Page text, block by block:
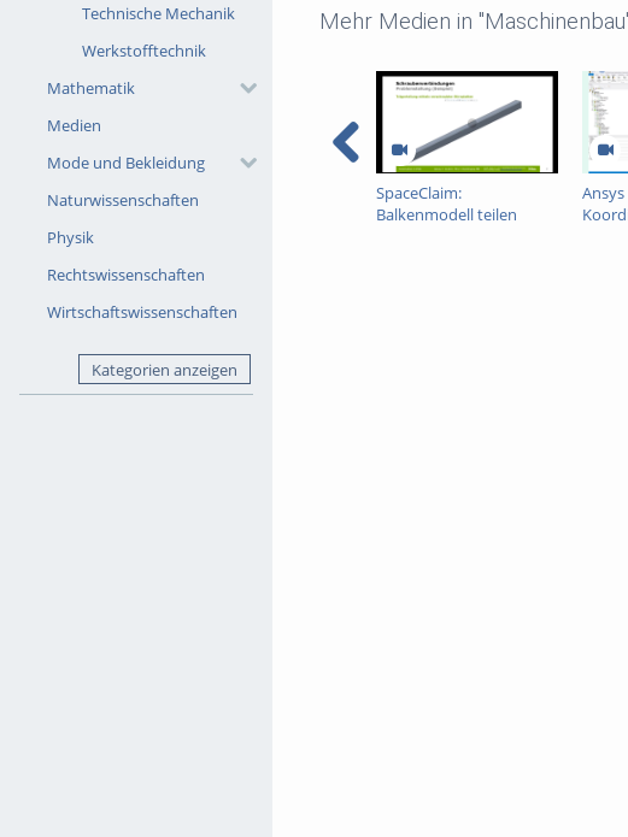
Technische Mechanik
Werkstofftechnik
Mathematik
Medien
Mode und Bekleidung
Naturwissenschaften
Physik
Rechtswissenschaften
Wirtschaftswissenschaften
Kategorien anzeigen
Mehr Medien in
SpaceClaim:
Balkenmodell teilen